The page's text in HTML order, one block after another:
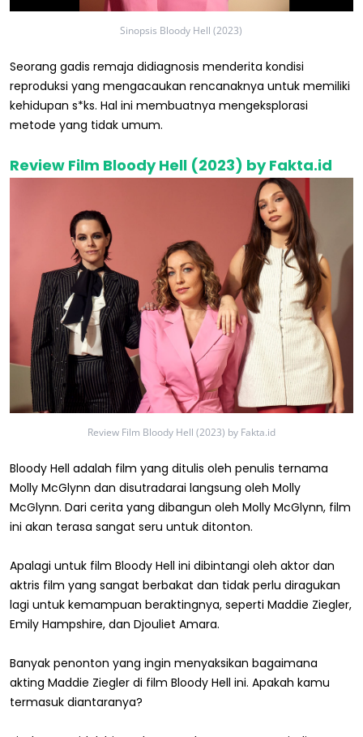
Sinopsis Bloody Hell (2023)
Seorang gadis remaja didiagnosis menderita kondisi
reproduksi yang mengacaukan rencanaknya untuk memiliki
kehidupan s*ks. Hal ini membuatnya mengeksplorasi
metode yang tidak umum.
Review Film Bloody Hell (2023) by Fakta.id
Review Film Bloody Hell (2023) by Fakta.id
Bloody Hell adalah film yang ditulis oleh penulis ternama
Molly McGlynn dan disutradarai langsung oleh Molly
McGlynn. Dari cerita yang dibangun oleh Molly McGlynn, film
ini akan terasa sangat seru untuk ditonton.
Apalagi untuk film Bloody Hell ini dibintangi oleh aktor dan
aktris film yang sangat berbakat dan tidak perlu diragukan
lagi untuk kemampuan beraktingnya, seperti Maddie Ziegler,
Emily Hampshire, dan Djouliet Amara.
Banyak penonton yang ingin menyaksikan bagaimana
akting Maddie Ziegler di film Bloody Hell ini. Apakah kamu
termasuk diantaranya?